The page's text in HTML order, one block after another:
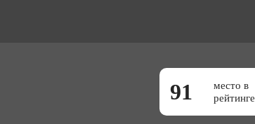
91
место в
рейтинге